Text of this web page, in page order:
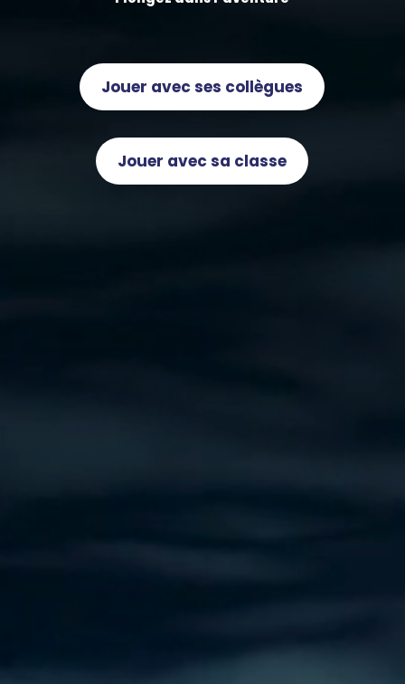
Jouer avec ses collègues
Jouer avec sa classe